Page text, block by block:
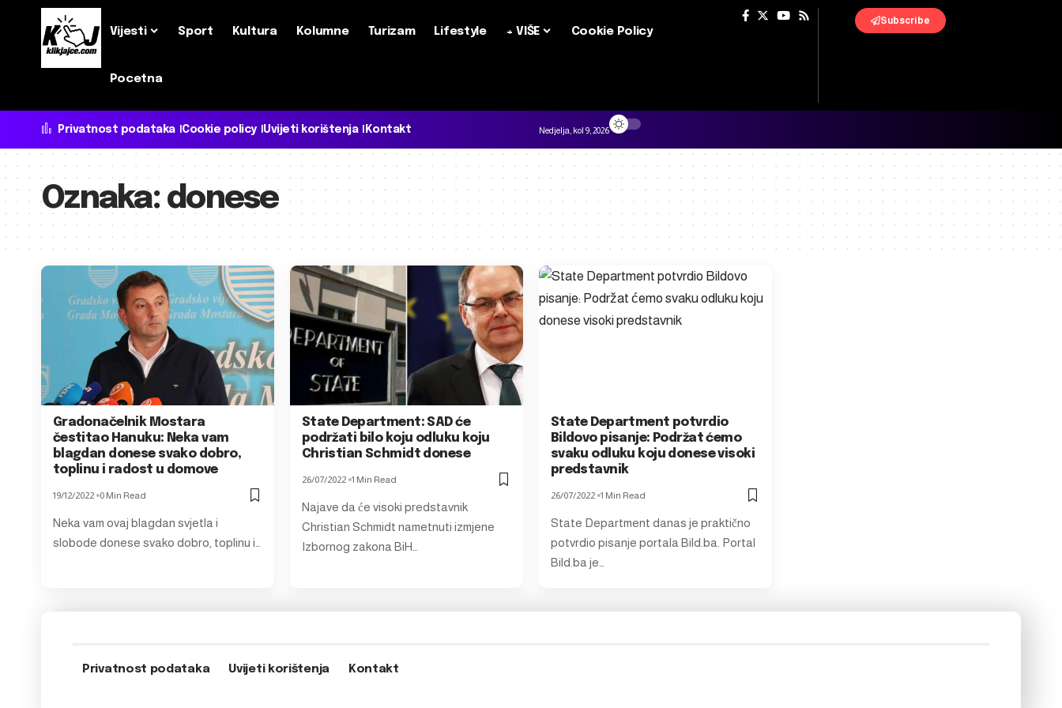
Vijesti Sport Kultura Kolumne Turizam Lifestyle + VIŠE Cookie Policy
Pocetna
Subscribe
Privatnost podataka Cookie policy Uvijeti korištenja Kontakt Nedjelja, kol 9, 2026
Oznaka: donese
Gradonačelnik Mostara
čestitao Hanuku: Neka vam
blagdan donese svako dobro,
toplinu i radost u domove
19/12/2022 0 Min Read
Neka vam ovaj blagdan svjetla i
slobode donese svako dobro, toplinu i…
State Department: SAD će
podržati bilo koju odluku koju
Christian Schmidt donese
26/07/2022 1 Min Read
Najave da će visoki predstavnik
Christian Schmidt nametnuti izmjene
Izbornog zakona BiH…
State Department potvrdio
Bildovo pisanje: Podržat ćemo
svaku odluku koju donese visoki
predstavnik
26/07/2022 1 Min Read
State Department danas je praktično
potvrdio pisanje portala Bild.ba. Portal
Bild.ba je…
Privatnost podataka Uvijeti korištenja Kontakt